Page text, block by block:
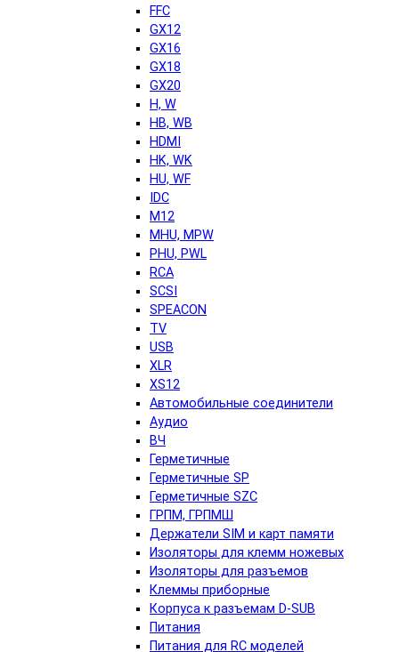
FFC
GX12
GX16
GX18
GX20
H, W
HB, WB
HDMI
HK, WK
HU, WF
IDC
M12
MHU, MPW
PHU, PWL
RCA
SCSI
SPEACON
TV
USB
XLR
XS12
Автомобильные соединители
Аудио
ВЧ
Герметичные
Герметичные SP
Герметичные SZC
ГРПМ, ГРПМШ
Держатели SIM и карт памяти
Изоляторы для клемм ножевых
Изоляторы для разъемов
Клеммы приборные
Корпуса к разъемам D-SUB
Питания
Питания для RC моделей